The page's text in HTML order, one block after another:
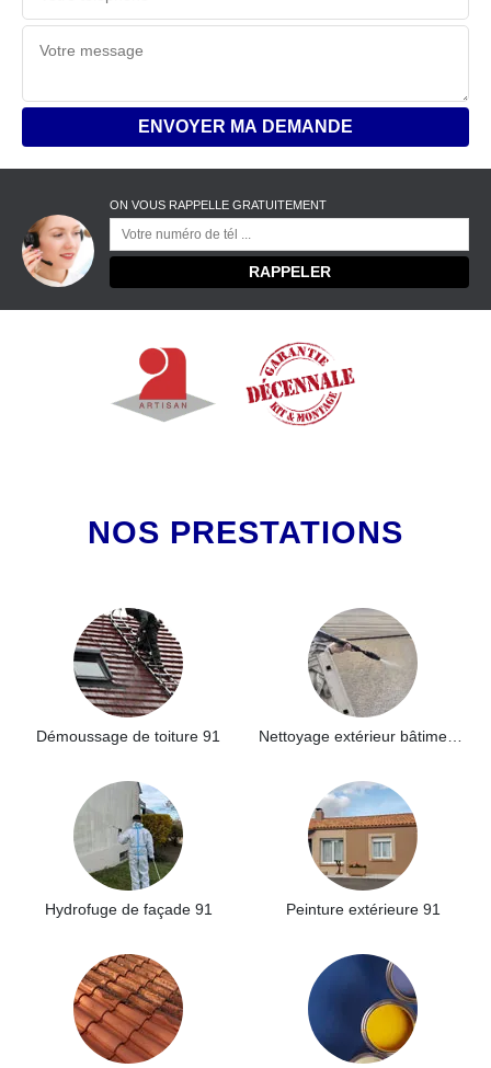
ON VOUS RAPPELLE GRATUITEMENT
NOS PRESTATIONS
Démoussage de toiture 91
Hydrofuge de façade 91 Peinture extérieure 91